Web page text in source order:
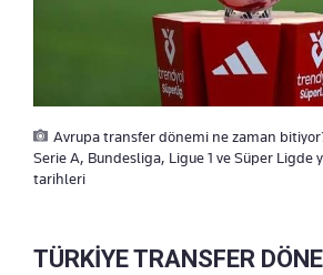
Avrupa transfer dönemi ne zaman
Serie A, Bundesliga, Ligue 1 ve Süper Ligde
tarihleri
TÜRKİYE TRANSFER